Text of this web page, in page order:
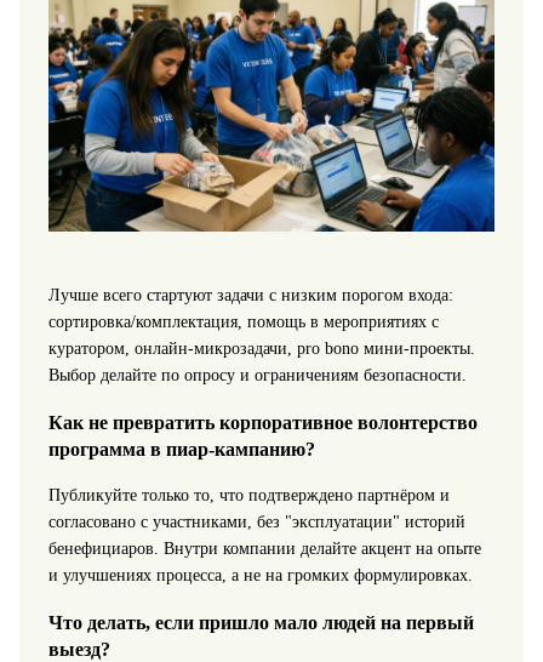
Лучше всего стартуют задачи с низким порогом входа:
сортировка/комплектация, помощь в мероприятиях с
куратором, онлайн-микрозадачи, pro bono мини-проекты.
Выбор делайте по опросу и ограничениям безопасности.
Как не превратить корпоративное волонтерство
программа в пиар-кампанию?
Публикуйте только то, что подтверждено партнёром и
согласовано с участниками, без "эксплуатации" историй
бенефициаров. Внутри компании делайте акцент на опыте
и улучшениях процесса, а не на громких формулировках.
Что делать, если пришло мало людей на первый
выезд?